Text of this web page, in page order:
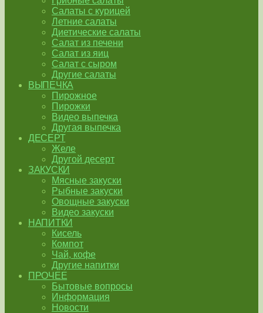
Салаты с курицей
Летние салаты
Диетические салаты
Салат из печени
Салат из яиц
Салат с сыром
Другие салаты
ВЫПЕЧКА
Пирожное
Пирожки
Видео выпечка
Другая выпечка
ДЕСЕРТ
Желе
Другой десерт
ЗАКУСКИ
Мясные закуски
Рыбные закуски
Овощные закуски
Видео закуски
НАПИТКИ
Кисель
Компот
Чай, кофе
Другие напитки
ПРОЧЕЕ
Бытовые вопросы
Информация
Новости